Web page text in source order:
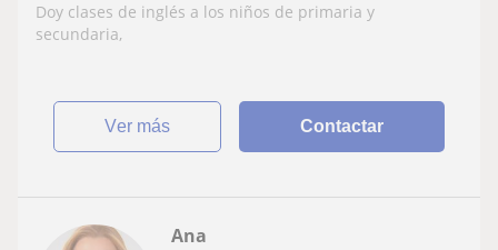
Doy clases de inglés a los niños de primaria y
secundaria,
ver más Contactar
Ana